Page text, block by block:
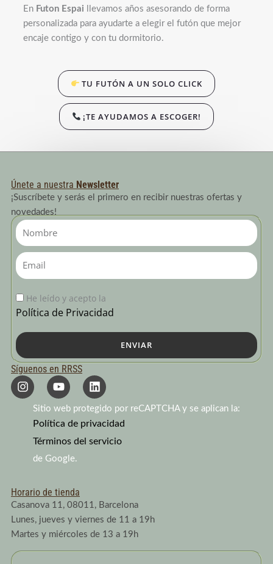
En Futon Espai llevamos años asesorando de forma
personalizada para ayudarte a elegir el futón que mejor
encaje contigo y con tu dormitorio.
TU FUTÓN A UN SOLO CLICK
¡TE AYUDAMOS A ESCOGER!
Únete a nuestra Newsletter
¡Suscríbete y serás el primero en recibir nuestras ofertas y
novedades!
Nombre
Email
He leído y acepto la
Política de Privacidad
ENVIAR
Síguenos en RRSS
I
n
s
Y
o
u
t
u
b
e
L
i
n
k
e
d
i
Sitio web protegido por reCAPTCHA y se aplican la:
Política de privacidad
Términos del servicio
de Google.
Horario de tienda
Casanova 11, 08011, Barcelona
Lunes, jueves y viernes de 11 a 19h
Martes y miércoles de 13 a 19h